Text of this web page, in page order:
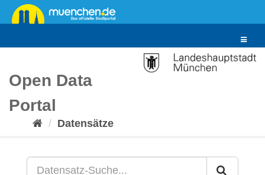
Überspringen
zum
Toggle
Open Data
Portal
Datensätze